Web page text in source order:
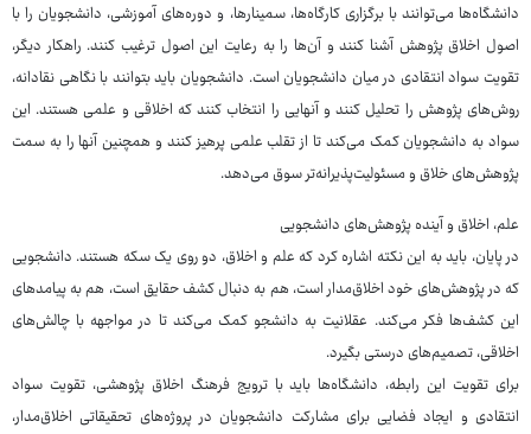
دانشگاه‌ها می‌توانند با برگزاری کارگاه‌ها، سمینارها، و دوره‌های آموزشی، دانشجویان را با
اصول اخلاق پژوهش آشنا کنند و آن‌ها را به رعایت این اصول ترغیب کنند. راهکار دیگر،
تقویت سواد انتقادی در میان دانشجویان است. دانشجویان باید بتوانند با نگاهی نقادانه،
روش‌های پژوهش را تحلیل کنند و آنهایی را انتخاب کنند که اخلاقی و علمی هستند. این
سواد به دانشجویان کمک می‌کند تا از تقلب علمی پرهیز کنند و همچنین آنها را به سمت
پژوهش‌های خلاق و مسئولیت‌پذیرانه‌تر سوق می‌دهد.
علم، اخلاق و آینده پژوهش‌های دانشجویی
در پایان، باید به این نکته اشاره کرد که علم و اخلاق، دو روی یک سکه هستند. دانشجویی
که در پژوهش‌های خود اخلاق‌مدار است، هم به دنبال کشف حقایق است، هم به پیامدهای
این کشف‌ها فکر می‌کند. عقلانیت به دانشجو کمک می‌کند تا در مواجهه با چالش‌های
اخلاقی، تصمیم‌های درستی بگیرد.
برای تقویت این رابطه، دانشگاه‌ها باید با ترویج فرهنگ اخلاق پژوهشی، تقویت سواد
انتقادی و ایجاد فضایی برای مشارکت دانشجویان در پروژه‌های تحقیقاتی اخلاق‌مدار،